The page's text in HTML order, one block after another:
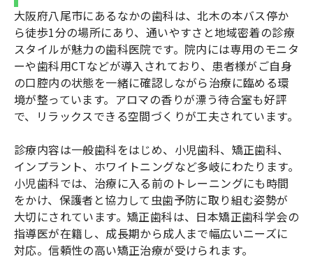
大阪府八尾市にあるなかの歯科は、北木の本バス停か
ら徒歩1分の場所にあり、通いやすさと地域密着の診療
スタイルが魅力の歯科医院です。院内には専用のモニタ
ーや歯科用CTなどが導入されており、患者様がご自身
の口腔内の状態を一緒に確認しながら治療に臨める環
境が整っています。アロマの香りが漂う待合室も好評
で、リラックスできる空間づくりが工夫されています。
診療内容は一般歯科をはじめ、小児歯科、矯正歯科、
インプラント、ホワイトニングなど多岐にわたります。
小児歯科では、治療に入る前のトレーニングにも時間
をかけ、保護者と協力して虫歯予防に取り組む姿勢が
大切にされています。矯正歯科は、日本矯正歯科学会の
指導医が在籍し、成長期から成人まで幅広いニーズに
対応。信頼性の高い矯正治療が受けられます。